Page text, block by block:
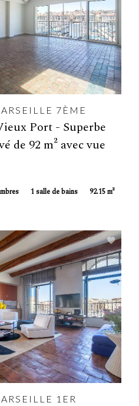
7ÈME
Port - Superbe
de 92 m² avec vue
1 salle de bains 92.15 m²
1ER